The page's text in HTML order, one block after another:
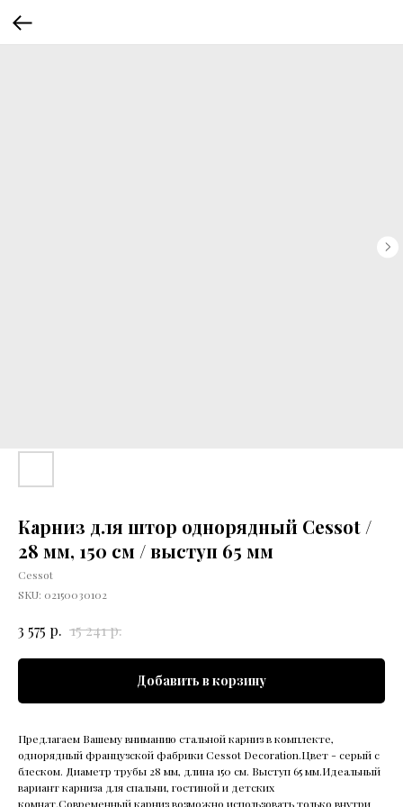
Карниз для штор однорядный Cessot /
28 мм, 150 см / выступ 65 мм
Cessot
SKU: 02150030102
3 575 р. 15 241р.
Добавить в корзину
Предлагаем Вашему вниманию стальной карниз в комплекте,
однорядный французской фабрики Cessot Decoration.Цвет - серый с
блеском. Диаметр трубы 28 мм, длина 150 см. Выступ 65 мм.Идеальный
вариант карниза для спальни, гостиной и детских
комнат.Современный карниз возможно использовать только внутри